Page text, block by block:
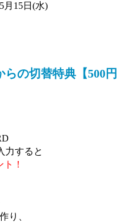
月15日(水)
の切替特典【500円
力すると
！
り、